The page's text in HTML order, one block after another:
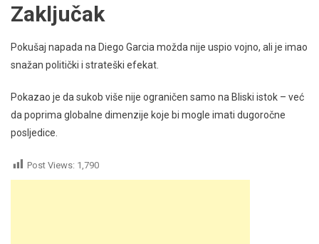
Zaključak
Pokušaj napada na Diego Garcia možda nije uspio vojno, ali je imao
snažan politički i strateški efekat.
Pokazao je da sukob više nije ograničen samo na Bliski istok – već
da poprima globalne dimenzije koje bi mogle imati dugoročne
posljedice.
Post Views: 1,790